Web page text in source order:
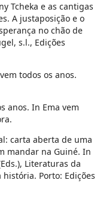
Tcheka e as cantigas
A justaposição e o
no chão de
s.l., Edições
todos os anos.
anos. In Ema vem
carta aberta de uma
mandar na Guiné. In
Literaturas da
Porto: Edições